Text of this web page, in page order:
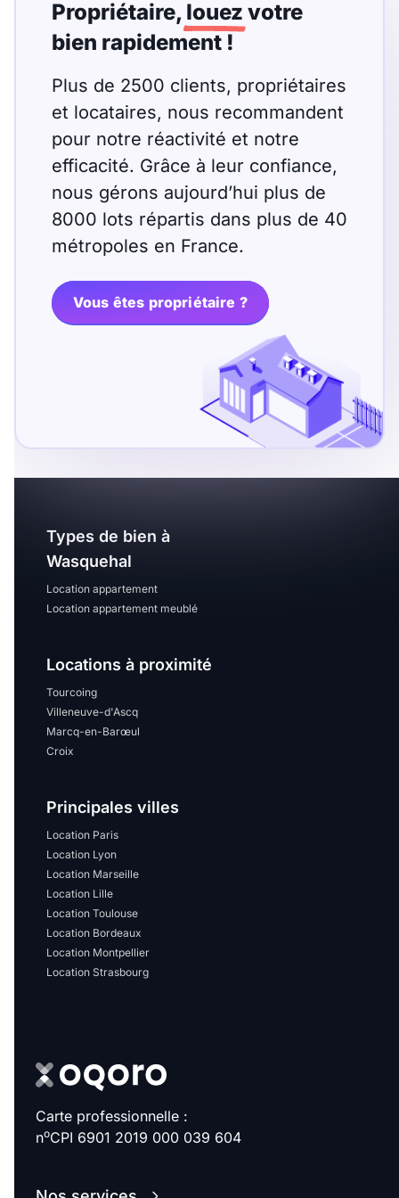
Superficie
m2
m2
Nombre de chambres
disponibles
chambres
disponibles
Ascenseur Gardien
Local à vélo
Promotions
Propriétaire, louez votre
bien rapidement !
Plus de 2500 clients, propriétaires
et locataires, nous recommandent
pour notre réactivité et notre
efficacité. Grâce à leur confiance,
nous gérons aujourd’hui plus de
8000 lots répartis dans plus de 40
métropoles en France.
Vous êtes propriétaire ?
Types de bien à
Wasquehal
Location appartement
Location appartement meublé
Locations à proximité
Tourcoing
Villeneuve-d'Ascq
Marcq-en-Barœul
Croix
Principales villes
Location Paris
Location Lyon
Location Marseille
Location Lille
Location Toulouse
Location Bordeaux
Location Montpellier
Location Strasbourg
Carte professionnelle :
noCPI 6901 2019 000 039 604